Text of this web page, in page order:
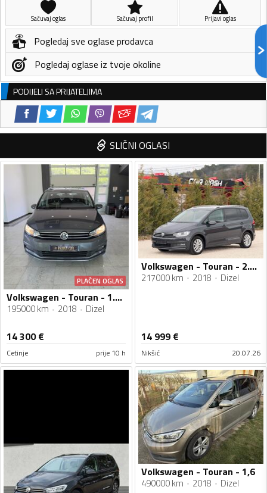
Sačuvaj oglas Sačuvaj profil Prijavi oglas
Pogledaj sve oglase prodavca
Pogledaj oglase iz tvoje okoline
PODIJELI SA PRIJATELJIMA
SLIČNI OGLASI
PLAĆEN OGLAS
Volkswagen - Touran - 1.6 TDI DSG
195000 km 2018 Dizel
14 300€
Cetinje prije 10 h
Volkswagen - Touran - 2.0TDI
217000 km 2018 Dizel
14 999 €
Nikšić 20.07.26
Volkswagen - Touran - 1,6
490000 km 2018 Dizel